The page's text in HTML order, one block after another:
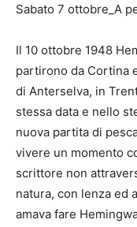
Sabato 7 ottobre_A
Il 10 ottobre 1948
partirono da Cortina
di Anterselva, in
stessa data e nello
nuova partita di
vivere un momento
scrittore non
natura, con lenza ed
amava fare